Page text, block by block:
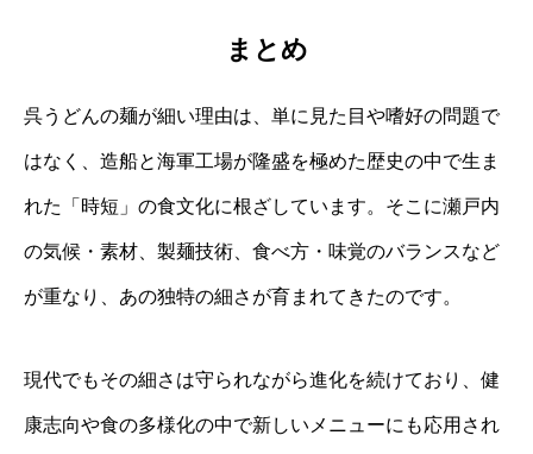
まとめ
呉うどんの麺が細い理由は、単に見た目や嗜好の問題で
はなく、造船と海軍工場が隆盛を極めた歴史の中で生ま
れた「時短」の食文化に根ざしています。そこに瀬戸内
の気候・素材、製麺技術、食べ方・味覚のバランスなど
が重なり、あの独特の細さが育まれてきたのです。
現代でもその細さは守られながら進化を続けており、健
康志向や食の多様化の中で新しいメニューにも応用され